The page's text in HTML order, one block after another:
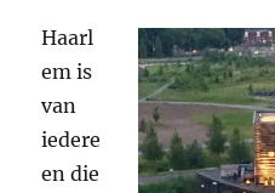
Haarl
em is
van
iedere
en die